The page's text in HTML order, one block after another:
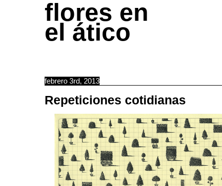
flores en
el ático
febrero 3rd, 2013
Repeticiones cotidianas